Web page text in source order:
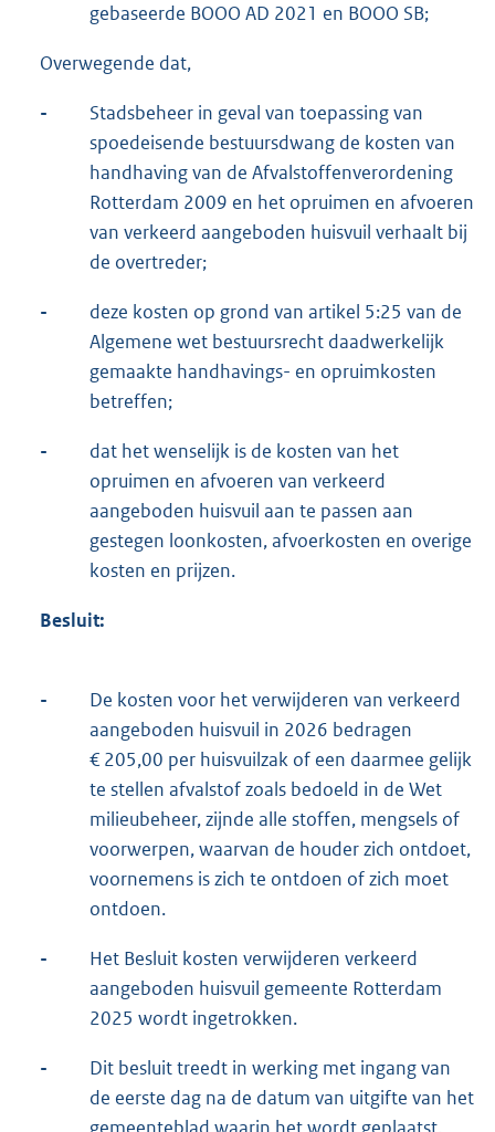
gebaseerde BOOO AD 2021 en BOOO SB;
Overwegende dat,
-
Stadsbeheer in geval van toepassing van
spoedeisende bestuursdwang de kosten van
handhaving van de Afvalstoffenverordening
Rotterdam 2009 en het opruimen en afvoeren
van verkeerd aangeboden huisvuil verhaalt bij
de overtreder;
-
deze kosten op grond van artikel 5:25 van de
Algemene wet bestuursrecht daadwerkelijk
gemaakte handhavings- en opruimkosten
betreffen;
-
dat het wenselijk is de kosten van het
opruimen en afvoeren van verkeerd
aangeboden huisvuil aan te passen aan
gestegen loonkosten, afvoerkosten en overige
kosten en prijzen.
Besluit:
-
De kosten voor het verwijderen van verkeerd
aangeboden huisvuil in 2026 bedragen
€ 205,00 per huisvuilzak of een daarmee gelijk
te stellen afvalstof zoals bedoeld in de Wet
milieubeheer, zijnde alle stoffen, mengsels of
voorwerpen, waarvan de houder zich ontdoet,
voornemens is zich te ontdoen of zich moet
ontdoen.
-
Het Besluit kosten verwijderen verkeerd
aangeboden huisvuil gemeente Rotterdam
2025 wordt ingetrokken.
-
Dit besluit treedt in werking met ingang van
de eerste dag na de datum van uitgifte van het